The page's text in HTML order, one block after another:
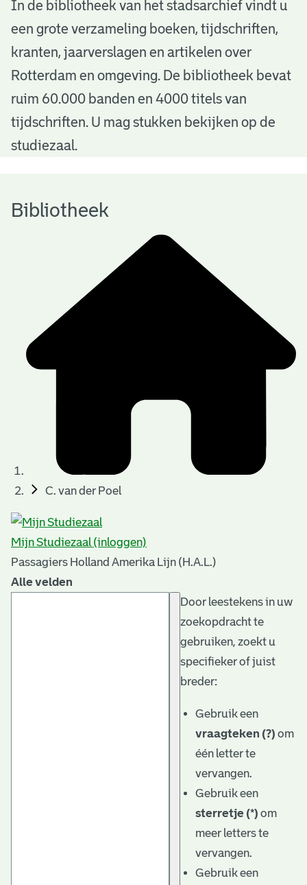
B
b
o
h
In de bibliotheek van het stadsarchief vindt u
een grote verzameling boeken, tijdschriften,
kranten, jaarverslagen en artikelen over
Rotterdam en omgeving. De bibliotheek bevat
ruim 60.000 banden en 4000 titels van
tijdschriften. U mag stukken bekijken op de
studiezaal.
Bibliotheek
C. van der Poel
Mijn Studiezaal (inloggen)
Passagiers Holland Amerika Lijn (H.A.L.)
Alle velden
Door leestekens in uw
zoekopdracht te
gebruiken, zoekt u
specifieker of juist
breder:
Gebruik een
vraagteken (?) om
één letter te
vervangen.
Gebruik een
sterretje (*) om
meer letters te
vervangen.
Gebruik een